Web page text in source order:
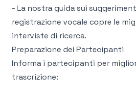
- La nostraguida sui
registrazione vocale copre le
interviste di ricerca.
Preparazione dei Partecipanti
Informa i partecipanti per
trascrizione: